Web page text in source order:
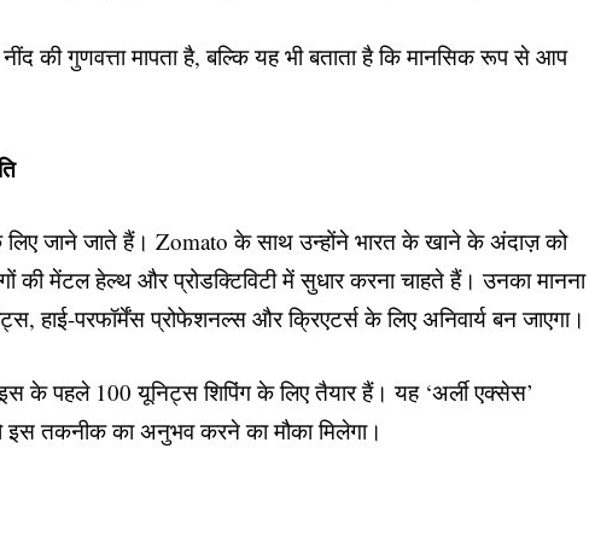
की गुणवत्ता मापता है, बल्कि यह भी बताता है कि मानसिक रूप से आप
जाने जाते हैं। Zomato के साथ उन्होंने भारत के खाने के अंदाज़ को
की मेंटल हेल्थ और प्रोडक्टिविटी में सुधार करना चाहते हैं। उनका मानना
हाई-परफॉर्मेंस प्रोफेशनल्स और क्रिएटर्स के लिए अनिवार्य बन जाएगा।
के पहले 100 यूनिट्स शिपिंग के लिए तैयार हैं। यह ‘अर्ली एक्सेस’
इस तकनीक का अनुभव करने का मौका मिलेगा।